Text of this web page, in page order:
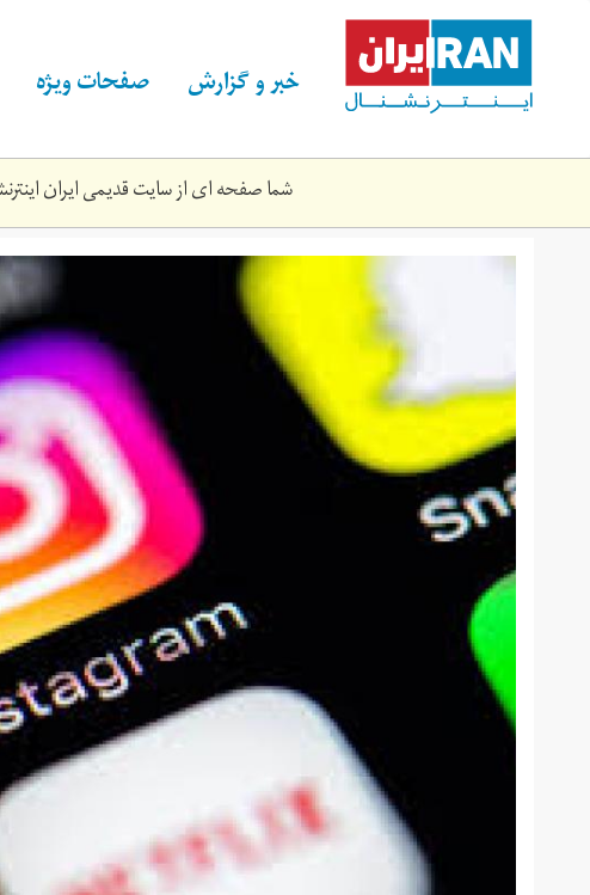
content خبر و گزارش صفحات ویژه
شما صفحه ای از سایت قدیمی ایران
download.jpeg